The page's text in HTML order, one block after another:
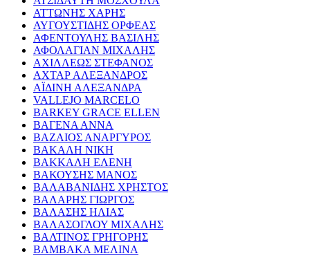
ΑΤΤΩΝΗΣ ΧΑΡΗΣ
ΑΥΓΟΥΣΤΙΔΗΣ ΟΡΦΕΑΣ
ΑΦΕΝΤΟΥΛΗΣ ΒΑΣΙΛΗΣ
ΑΦΟΛΑΓΙΑΝ ΜΙΧΑΛΗΣ
ΑΧΙΛΛΕΩΣ ΣΤΕΦΑΝΟΣ
ΑΧΤΑΡ ΑΛΕΞΑΝΔΡΟΣ
ΑΪΔΙΝΗ ΑΛΕΞΑΝΔΡΑ
VALLEJO MARCELO
BARKEY GRACE ELLEN
ΒΑΓΕΝΑ ΑΝΝΑ
ΒΑΖΑΙΟΣ ΑΝΑΡΓΥΡΟΣ
ΒΑΚΑΛΗ ΝΙΚΗ
ΒΑΚΚΑΛΗ ΕΛΕΝΗ
ΒΑΚΟΥΣΗΣ ΜΑΝΟΣ
ΒΑΛΑΒΑΝΙΔΗΣ ΧΡΗΣΤΟΣ
ΒΑΛΑΡΗΣ ΓΙΩΡΓΟΣ
ΒΑΛΑΣΗΣ ΗΛΙΑΣ
ΒΑΛΑΣΟΓΛΟΥ ΜΙΧΑΛΗΣ
ΒΑΛΤΙΝΟΣ ΓΡΗΓΟΡΗΣ
ΒΑΜΒΑΚΑ ΜΕΛΙΝΑ